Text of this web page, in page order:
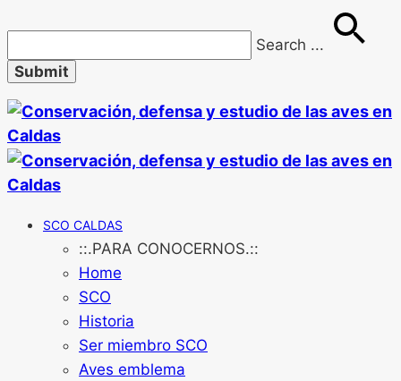
Search ...
SCO CALDAS
::.PARA CONOCERNOS.::
Home
SCO
Historia
Ser miembro SCO
Aves emblema